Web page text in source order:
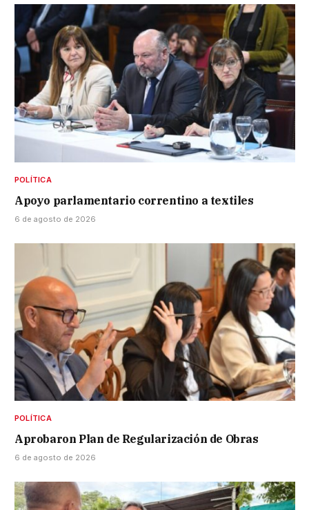
POLÍTICA
Apoyo parlamentario correntino a textiles
6 de agosto de 2026
POLÍTICA
Aprobaron Plan de Regularización de Obras
6 de agosto de 2026